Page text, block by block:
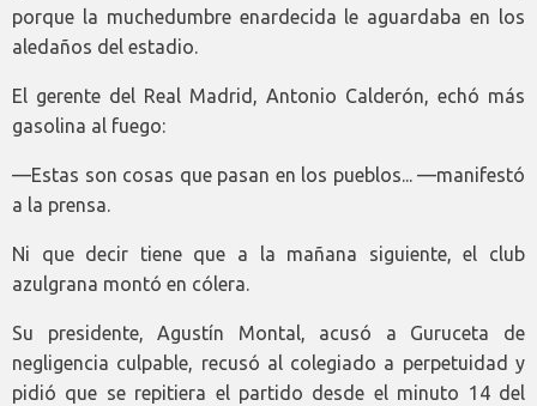
porque la muchedumbre enardecida le aguardaba en los
aledaños del estadio.
El gerente del Real Madrid, Antonio Calderón, echó más
gasolina al fuego:
—Estas son cosas que pasan en los pueblos... —manifestó
a la prensa.
Ni que decir tiene que a la mañana siguiente, el club
azulgrana montó en cólera.
Su presidente, Agustín Montal, acusó a Guruceta de
negligencia culpable, recusó al colegiado a perpetuidad y
pidió que se repitiera el partido desde el minuto 14 del